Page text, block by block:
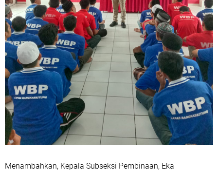
Menambahkan, Kepala Subseksi Pembinaan, Eka